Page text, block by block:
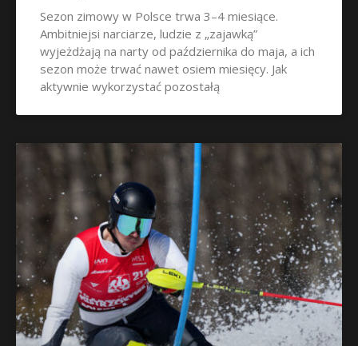
Sezon zimowy w Polsce trwa 3–4 miesiące.
Ambitniejsi narciarze, ludzie z „zajawką”
wyjeżdżają na narty od października do maja, a ich
sezon może trwać nawet osiem miesięcy. Jak
aktywnie wykorzystać pozostałą